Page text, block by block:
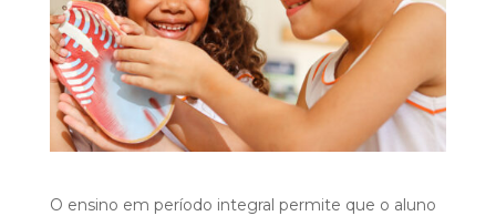
O ensino em período integral permite que o aluno